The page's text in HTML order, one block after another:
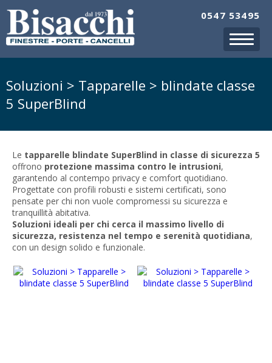
0547 53495
Soluzioni > Tapparelle > blindate classe
5 SuperBlind
Le tapparelle blindate SuperBlind in classe di sicurezza 5
offrono protezione massima contro le intrusioni,
garantendo al contempo privacy e comfort quotidiano.
Progettate con profili robusti e sistemi certificati, sono
pensate per chi non vuole compromessi su sicurezza e
tranquillità abitativa.
Soluzioni ideali per chi cerca il massimo livello di
sicurezza, resistenza nel tempo e serenità quotidiana,
con un design solido e funzionale.